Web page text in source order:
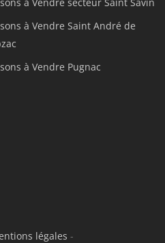
à Vendre Saint André de
à Vendre Pugnac
légales -